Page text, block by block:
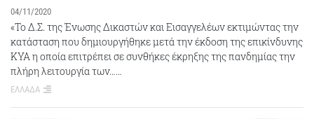
04/11/2020
«Το Δ.Σ. της Ένωσης Δικαστών και Εισαγγελέων εκτιμώντας την
κατάσταση που δημιουργήθηκε μετά την έκδοση της επικίνδυνης
ΚΥΑ η οποία επιτρέπει σε συνθήκες έκρηξης της πανδημίας την
πλήρη λειτουργία των……
ΕΛΛΑΔΑ